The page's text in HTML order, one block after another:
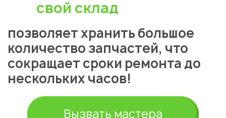
свой склад
позволяет хранить большое
количество запчастей, что
сокращает сроки ремонта до
нескольких часов!
Вызвать мастера
города
Астана